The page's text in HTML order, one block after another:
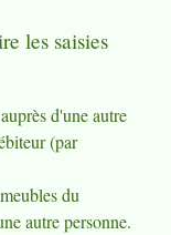
les saisies
d'une autre
(par
du
autre personne.